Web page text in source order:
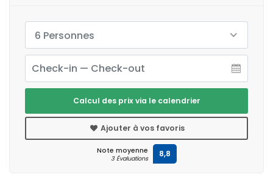
6 Personnes
Calcul des prix via le calendrier
Ajouter à vos favoris
Note moyenne
3 Évaluations 8,8